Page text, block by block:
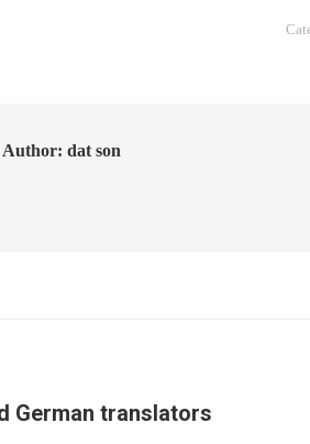
Author: dat son
German translators